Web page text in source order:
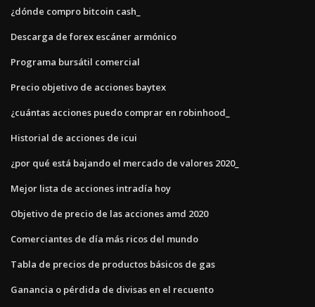
¿dónde compro bitcoin cash_
Descarga de forex escáner armónico
Programa bursátil comercial
Precio objetivo de acciones baytex
¿cuántas acciones puedo comprar en robinhood_
Historial de acciones de icui
¿por qué está bajando el mercado de valores 2020_
Mejor lista de acciones intradía hoy
Objetivo de precio de las acciones amd 2020
Comerciantes de día más ricos del mundo
Tabla de precios de productos básicos de gas
Ganancia o pérdida de divisas en el recuento